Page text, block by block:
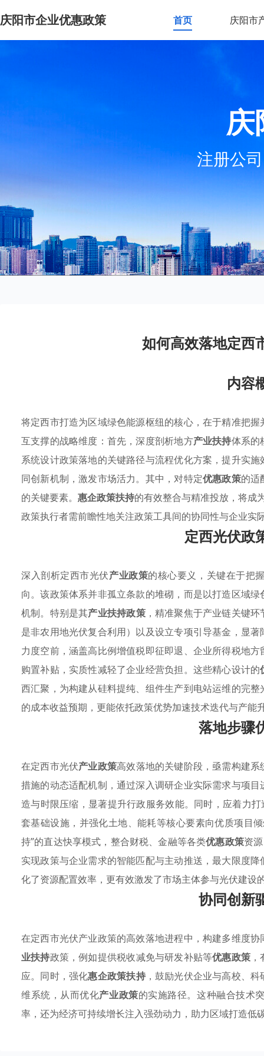
庆阳市企业优惠政策 首页 庆阳市
庆
注册公
如何高效落地定西
内容
将定西市打造为区域绿色能源枢纽的核心，在于精准把握
互支撑的战略维度：首先，深度剖析地方产业扶持体系的
系统设计政策落地的关键路径与流程优化方案，提升实
同创新机制，激发市场活力。其中，对特定优惠政策的适
的关键要素。 惠企政策扶持的有效整合与精准投放，将成
政策执行者需前瞻性地关注政策工具间的协同性与企业实
定西光伏政
深入剖析定西市光伏产业政策的核心要义，关键在于把
向。该政策体系并非孤立条款的堆砌，而是以打造区域
机制。特别是其产业扶持政策，精准聚焦于产业链关键
是非农用地光伏复合利用）以及设立专项引导基金，显
力度空前，涵盖高比例增值税即征即退、企业所得税地
购置补贴，实质性减轻了企业经营负担。这些精心设计的
西汇聚，为构建从硅料提纯、组件生产到电站运维的完
的成本收益预期，更能依托政策优势加速技术迭代与产能
落地步骤
在定西市光伏产业政策高效落地的关键阶段，亟需构建
措施的动态适配机制，通过深入调研企业实际需求与项
造与时限压缩，显著提升行政服务效能。同时，应着力
套基础设施，并强化土地、能耗等核心要素向优质项目
持”的直达快享模式，整合财税、金融等各类优惠政策资
实现政策与企业需求的智能匹配与主动推送，最大限度
化了资源配置效率，更有效激发了市场主体参与光伏建设
协同创新
在定西市光伏产业政策的高效落地进程中，构建多维度
业扶持政策，例如提供税收减免与研发补贴等优惠政策
应。同时，强化惠企政策扶持，鼓励光伏企业与高校、
维系统，从而优化产业政策的实施路径。这种融合技术
率，还为经济可持续增长注入强劲动力，助力区域打造低